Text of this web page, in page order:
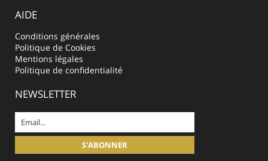
AIDE
Conditions générales
Politique de Cookies
Mentions légales
Politique de confidentialité
NEWSLETTER